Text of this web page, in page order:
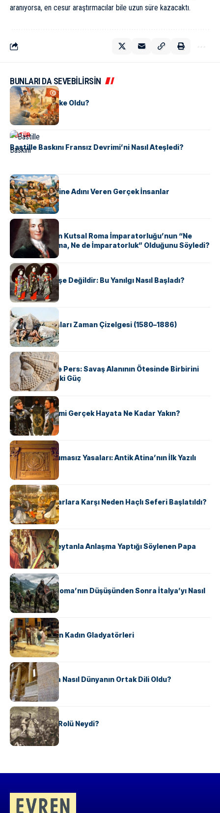
aranıyorsa, en cesur araştırmacılar bile uzun süre kazacaktı.
BUNLARI DA SEVEBİLİRSİN
KÜLTÜR
Tunus Nasıl Ülke Oldu?
KÜLTÜR
Bastille Baskını Fransız Devrimi’ni Nasıl Ateşledi?
KÜLTÜR
ABD Eyaletlerine Adını Veren Gerçek İnsanlar
KÜLTÜR
Voltaire Neden Kutsal Roma İmparatorluğu’nun “Ne
Kutsal, Ne Roma, Ne de İmparatorluk” Olduğunu Söyledi?
KÜLTÜR
Geyşalar Fahişe Değildir: Bu Yanılgı Nasıl Başladı?
KÜLTÜR
Apache Savaşları Zaman Çizelgesi (1580–1886)
KÜLTÜR
Antik Yunan ve Pers: Savaş Alanının Ötesinde Birbirini
Şekillendiren İki Güç
KÜLTÜR
‘Gladiator’ Filmi Gerçek Hayata Ne Kadar Yakın?
KÜLTÜR
Draco’nun Acımasız Yasaları: Antik Atina’nın İlk Yazılı
Hukuk Kodu
KÜLTÜR
Avrupalı ​​Katharlara Karşı Neden Haçlı Seferi Başlatıldı?
KÜLTÜR
II. Silvester: Şeytanla Anlaşma Yaptığı Söylenen Papa
KÜLTÜR
Ostrogotlar Roma’nın Düşüşünden Sonra İtalya’yı Nasıl
Ele Geçirdi?
KÜLTÜR
Antik Roma’nın Kadın Gladyatörleri
KÜLTÜR
Antik Yunanca Nasıl Dünyanın Ortak Dili Oldu?
KÜLTÜR
Valdensler’in Rolü Neydi?